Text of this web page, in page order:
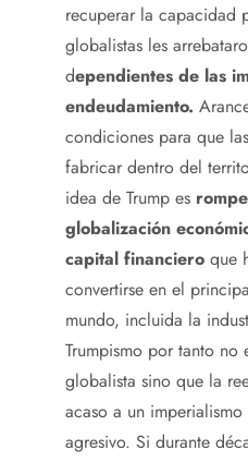
recuperar la capacidad
globalistas les
dependientes de las
endeudamiento.
condiciones para que
fabricar dentro del
idea de Trump es
globalización
capital financiero que
convertirse en el
mundo, incluida la
Trumpismo por tanto
globalista sino que la
acaso a un imperialismo
agresivo. Si durante